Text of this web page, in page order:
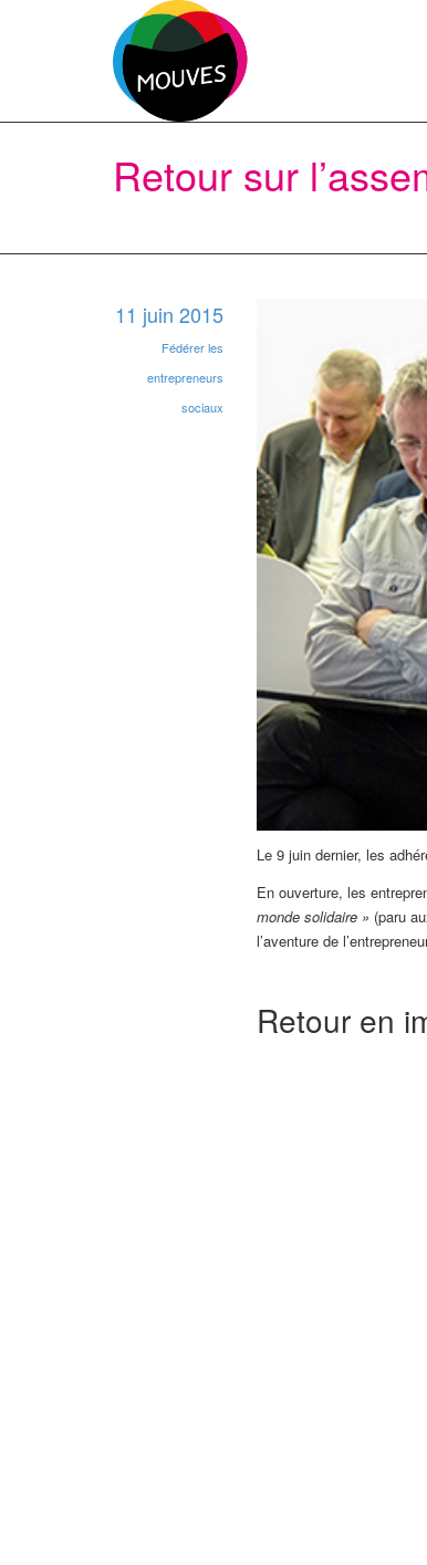
Retour sur
11 juin 2015
Fédérer les
entrepreneurs
sociaux
Le 9 juin dernier, les
En ouverture, les
monde solidaire » (paru
l’aventure de
Retour en